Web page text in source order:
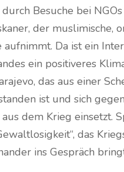
Besuche bei
der muslimische,
aufnimmt. Da ist ein
ein positiveres
das aus einer
ist und sich
dem Krieg einsetzt.
das
ins Gespräch